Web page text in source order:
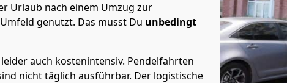
Urlaub nach einem Umzug zur
genutzt. Das musst Du unbedingt
auch kostenintensiv. Pendelfahrten
nicht täglich ausführbar. Der logistische